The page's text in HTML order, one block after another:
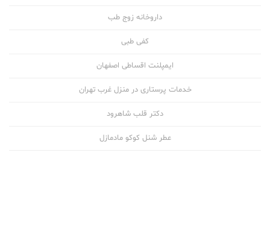
داروخانه زوج طب
کفی طبی
ایمپلنت اقساطی اصفهان
خدمات پرستاری در منزل غرب تهران
دکتر قلب شاهرود
عطر شنل کوکو مادمازل